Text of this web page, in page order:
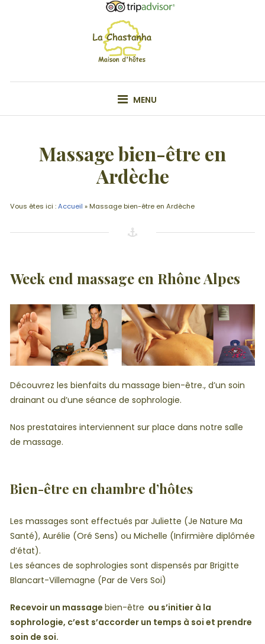
MENU
Massage bien-être en
Ardèche
Vous êtes ici :Accueil »Massage bien-être en Ardèche
Week end massage en Rhône Alpes
Découvrez les bienfaits du massage bien-être., d’un soin
drainant ou d’une séance de sophrologie.
Nos prestataires interviennent sur place dans notre salle
de massage.
Bien-être en chambre d’hôtes
Les massages sont effectués par Juliette (Je Nature Ma
Santé), Aurélie (Oré Sens) ou Michelle (Infirmière diplômée
d’état).
Les séances de sophrologies sont dispensés par Brigitte
Blancart-Villemagne (Par de Vers Soi)
Recevoir un massage bien-être ou s’initier à la
sophrologie, c’est s’accorder un temps à soi et prendre
soin de soi.